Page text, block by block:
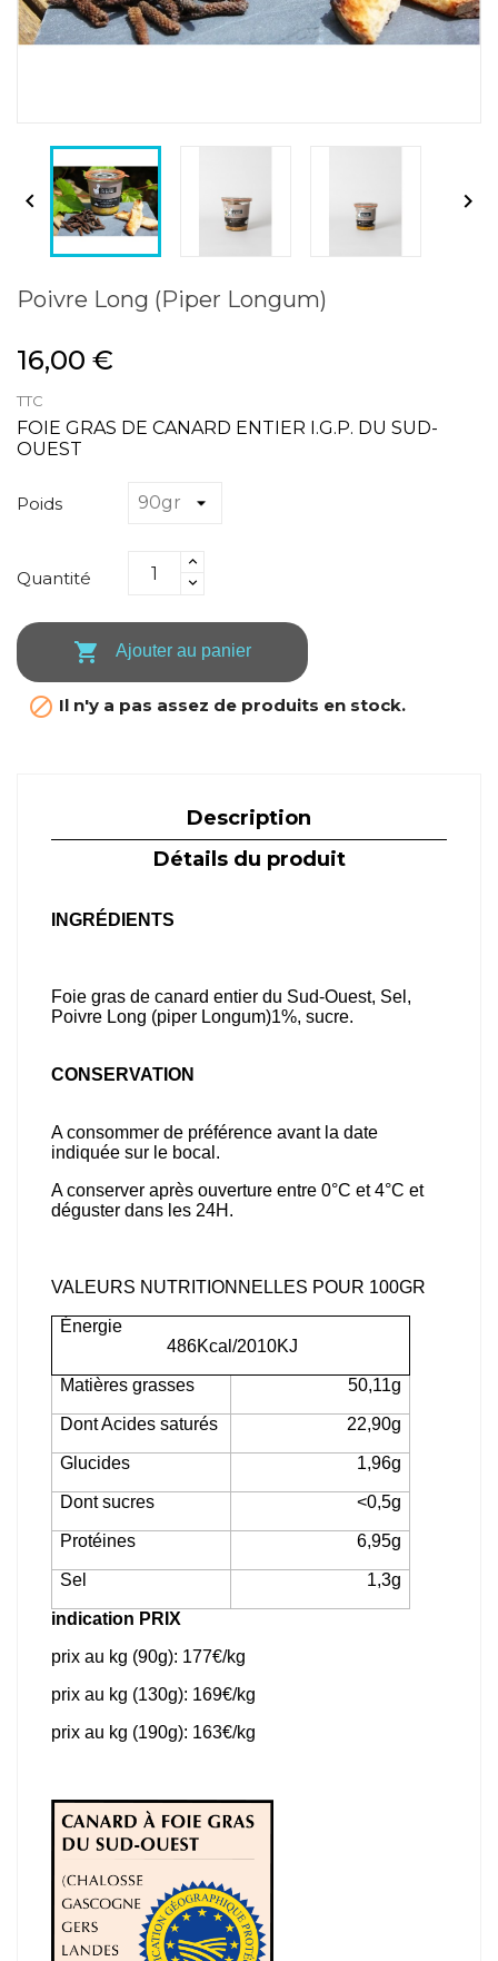
 
Poivre Long (Piper Longum)
16,00 €
TTC
FOIE GRAS DE CANARD ENTIER I.G.P. DU SUD-
OUEST
Poids
Quantité
 Ajouter au panier
 Il n'y a pas assez de produits en stock.
Description
Détails du produit
INGRÉDIENTS
Foie gras de canard entier du Sud-Ouest, Sel,
Poivre Long (piper Longum)1%, sucre.
CONSERVATION
A consommer de préférence avant la date
indiquée sur le bocal.
A conserver après ouverture entre 0°C et 4°C et
déguster dans les 24H.
VALEURS NUTRITIONNELLES POUR 100GR
Énergie
486Kcal/2010KJ
Matières grasses 50,11g
Dont Acides saturés 22,90g
Glucides 1,96g
Dont sucres <0,5g
Protéines 6,95g
Sel 1,3g
indication PRIX
prix au kg (90g): 177€/kg
prix au kg (130g): 169€/kg
prix au kg (190g): 163€/kg